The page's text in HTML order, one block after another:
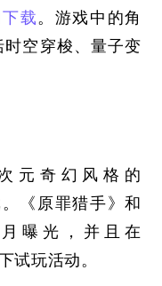
下载。游戏中的角
空穿梭、量子变
元奇幻风格的
《原罪猎手》和
曝光，并且在
试玩活动。